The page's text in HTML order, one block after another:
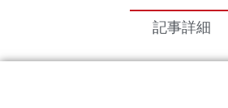
記事詳細